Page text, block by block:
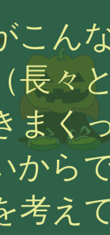
こん
長々
まく
から
考え